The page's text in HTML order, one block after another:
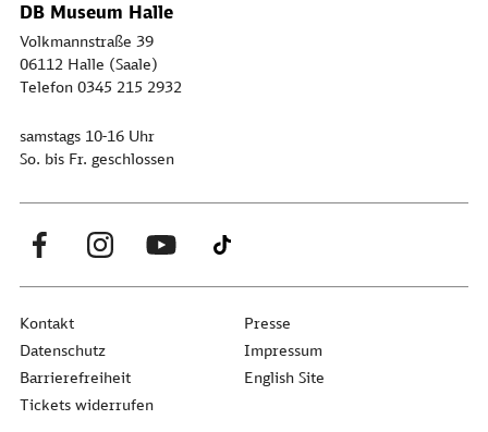
DB Museum Halle
Volkmannstraße 39
06112 Halle (Saale)
Telefon 0345 215 2932
samstags 10-16 Uhr
So. bis Fr. geschlossen
Kontakt
Presse
Datenschutz
Impressum
Barrierefreiheit
English Site
Tickets widerrufen